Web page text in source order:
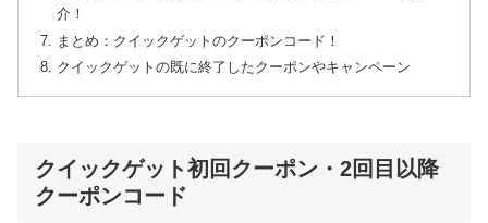
介！
まとめ：クイックゲットのクーポンコード！
クイックゲットの既に終了したクーポンやキャンペーン
クイックゲット初回クーポン・2回目以降
クーポンコード